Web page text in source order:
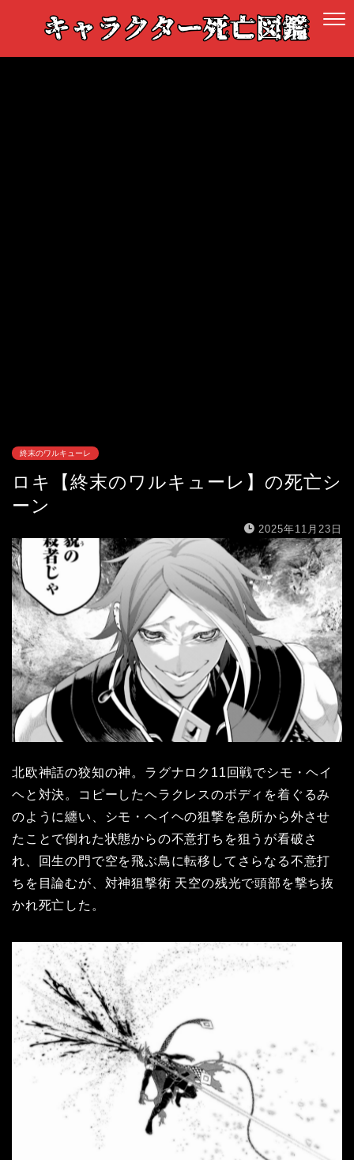
終末のワルキューレ
ロキ【終末のワルキューレ】の死亡シ
ーン
2025年11月23日
北欧神話の狡知の神。ラグナロク11回戦でシモ・ヘイ
ヘと対決。コピーしたヘラクレスのボディを着ぐるみ
のように纏い、シモ・ヘイヘの狙撃を急所から外させ
たことで倒れた状態からの不意打ちを狙うが看破さ
れ、回生の門で空を飛ぶ鳥に転移してさらなる不意打
ちを目論むが、対神狙撃術 天空の残光で頭部を撃ち抜
かれ死亡した。